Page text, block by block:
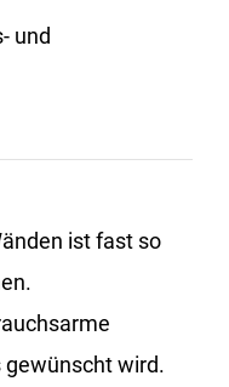
und
ist fast so
gewünscht wird.